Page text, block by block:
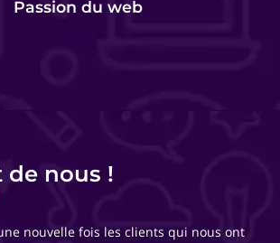
Passion du web
de nous !
nouvelle fois les clients qui nous ont